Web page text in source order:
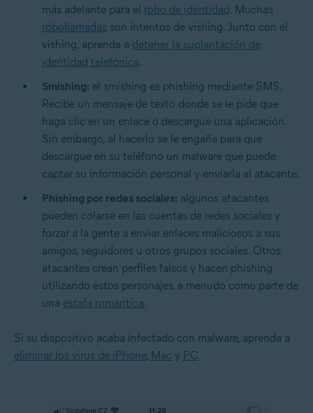
más adelante para el robo de identidad. Muchas
robollamadas son intentos de vishing. Junto con el
vishing, aprenda a detener la suplantación de
identidad telefónica.
Smishing: el smishing es phishing mediante SMS.
Recibe un mensaje de texto donde se le pide que
haga clic en un enlace o descargue una aplicación.
Sin embargo, al hacerlo se le engaña para que
descargue en su teléfono un malware que puede
captar su información personal y enviarla al atacante.
Phishing por redes sociales: algunos atacantes
pueden colarse en las cuentas de redes sociales y
forzar a la gente a enviar enlaces maliciosos a sus
amigos, seguidores u otros grupos sociales. Otros
atacantes crean perfiles falsos y hacen phishing
utilizando estos personajes, a menudo como parte de
una estafa romántica.
Si su dispositivo acaba infectado con malware, aprenda a
eliminar los virus de iPhone, Mac y PC.